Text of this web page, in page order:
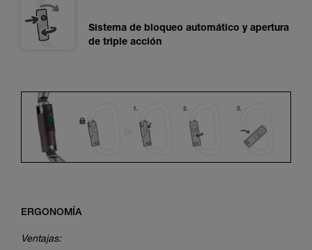
Sistema de bloqueo automático y apertura
de triple acción
ERGONOMÍA
Ventajas: